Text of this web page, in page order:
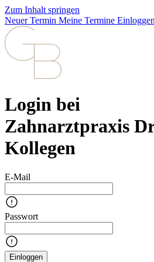
Zum Inhalt springen
Neuer Termin Meine Termine Einloggen
Login bei
Zahnarztpraxis
Kollegen
E-Mail
Passwort
Einloggen